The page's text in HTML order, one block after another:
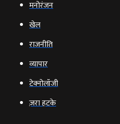
मनोरंजन
खेल
राजनीति
व्‍यापार
टेक्‍नोलॉजी
ज़रा हटके